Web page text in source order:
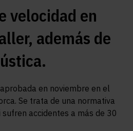
velocidad en
además de
en noviembre en el
Se trata de una normativa
accidentes a más de 30